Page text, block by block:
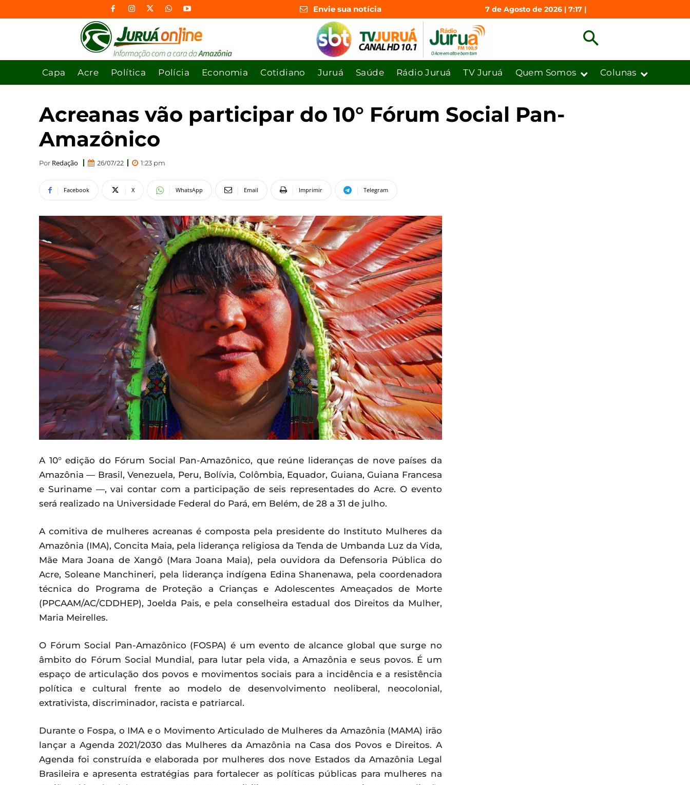
Envie sua notícia 7 de Agosto de 2026 | 7:17 |
Capa Acre Política Polícia Economia Cotidiano Juruá Saúde Rádio Juruá TV Juruá Quem Somos Colunas
Acreanas vão participar do 10° Fórum Social Pan-
Amazônico
Por Redação 26/07/22 1:23 pm
Facebook X WhatsApp Email Imprimir Telegram
A 10° edição do Fórum Social Pan-Amazônico, que reúne lideranças de nove países da
Amazônia — Brasil, Venezuela, Peru, Bolívia, Colômbia, Equador, Guiana, Guiana Francesa
e Suriname —, vai contar com a participação de seis representades do Acre. O evento
será realizado na Universidade Federal do Pará, em Belém, de 28 a 31 de julho.
A comitiva de mulheres acreanas é composta pela presidente do Instituto Mulheres da
Amazônia (IMA), Concita Maia, pela liderança religiosa da Tenda de Umbanda Luz da Vida,
Mãe Mara Joana de Xangô (Mara Joana Maia), pela ouvidora da Defensoria Pública do
Acre, Soleane Manchineri, pela liderança indígena Edina Shanenawa, pela coordenadora
técnica do Programa de Proteção a Crianças e Adolescentes Ameaçados de Morte
(PPCAAM/AC/CDDHEP), Joelda Pais, e pela conselheira estadual dos Direitos da Mulher,
Maria Meirelles.
O Fórum Social Pan-Amazônico (FOSPA) é um evento de alcance global que surge no
âmbito do Fórum Social Mundial, para lutar pela vida, a Amazônia e seus povos. É um
espaço de articulação dos povos e movimentos sociais para a incidência e a resistência
política e cultural frente ao modelo de desenvolvimento neoliberal, neocolonial,
extrativista, discriminador, racista e patriarcal.
Durante o Fospa, o IMA e o Movimento Articulado de Mulheres da Amazônia (MAMA) irão
lançar a Agenda 2021/2030 das Mulheres da Amazônia na Casa dos Povos e Direitos. A
Agenda foi construída e elaborada por mulheres dos nove Estados da Amazônia Legal
Brasileira e apresenta estratégias para fortalecer as políticas públicas para mulheres na